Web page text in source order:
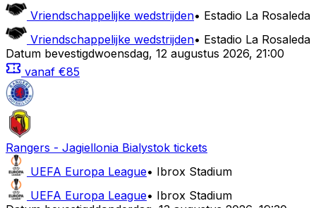
Vriendschappelijke wedstrijden• Estadio La Rosaleda
Vriendschappelijke wedstrijden• Estadio La Rosaleda
Datum bevestigdwoensdag, 12 augustus 2026, 21:00
vanaf €85
Rangers - Jagiellonia Bialystok tickets
UEFA Europa League• Ibrox Stadium
UEFA Europa League• Ibrox Stadium